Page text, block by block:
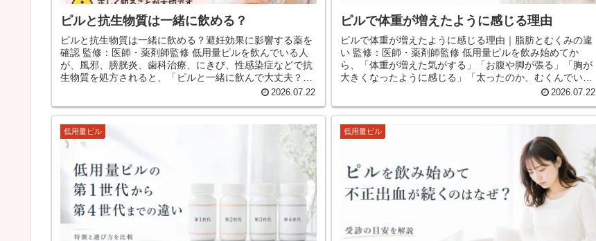
ピルと抗生物質は一緒に飲める？
ピルと抗生物質は一緒に飲める？避妊効果に影響する薬を
確認 監修：医師・薬剤師監修 低用量ピルを飲んでいる人
が、風邪、膀胱炎、歯科治療、にきび、性感染症などで抗
生物質を処方されると、「ピルと一緒に飲んで大丈夫？」
2026.07.22
ピルで体重が増えたように感じる理由
ピルで体重が増えたように感じる理由｜脂肪とむくみの違
い 監修：医師・薬剤師監修 低用量ピルを飲み始めてか
ら、「体重が増えた気がする」「お腹や脚が張る」「胸が
大きくなったように感じる」「太ったのか、むくんでいる
2026.07.22
低用量ピル 低用量ピル